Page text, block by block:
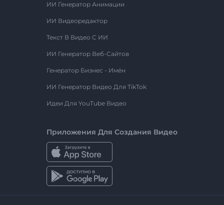
ИИ Генератор Анимации
ИИ Видеоредактор
Текст В Видео С ИИ
ИИ Генератор Веб-Сайтов
Генератор Бизнес - Имён
ИИ Генератор Видео Для TikTok
Идеи Для YouTube Видео
Приложения Для Создания Видео